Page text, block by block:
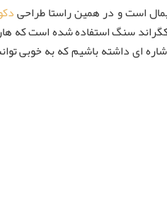
است و در همین راستا طراحی
سنگ استفاده شده است که
ای داشته باشیم که به خوبی